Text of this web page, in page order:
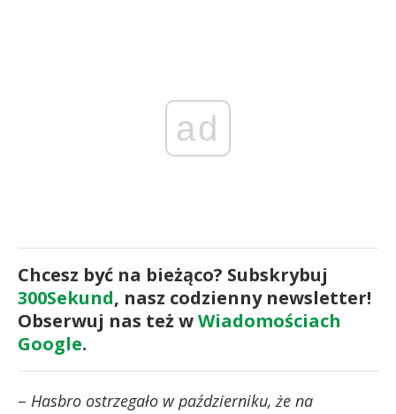
ad
Chcesz być na bieżąco? Subskrybuj
300Sekund, nasz codzienny newsletter!
Obserwuj nas też wWiadomościach
Google.
– Hasbro ostrzegało w październiku, że na